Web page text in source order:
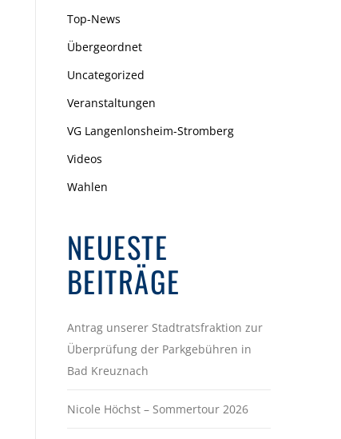
Top-News
Übergeordnet
Uncategorized
Veranstaltungen
VG Langenlonsheim-Stromberg
Videos
Wahlen
NEUESTE
BEITRÄGE
Antrag unserer Stadtratsfraktion zur
Überprüfung der Parkgebühren in
Bad Kreuznach
Nicole Höchst – Sommertour 2026